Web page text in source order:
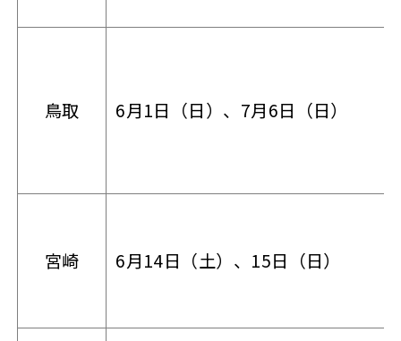
鳥取 6月1日（日）、7月6日（日）
宮崎 6月14日（土）、15日（日）